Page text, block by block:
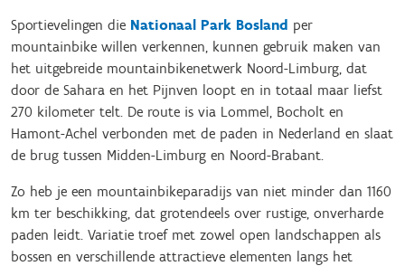
Sportievelingen die Nationaal Park Bosland per
mountainbike willen verkennen, kunnen gebruik maken van
het uitgebreide mountainbikenetwerk Noord-Limburg, dat
door de Sahara en het Pijnven loopt en in totaal maar liefst
270 kilometer telt. De route is via Lommel, Bocholt en
Hamont-Achel verbonden met de paden in Nederland en slaat
de brug tussen Midden-Limburg en Noord-Brabant.
Zo heb je een mountainbikeparadijs van niet minder dan 1160
km ter beschikking, dat grotendeels over rustige, onverharde
paden leidt. Variatie troef met zowel open landschappen als
bossen en verschillende attractieve elementen langs het